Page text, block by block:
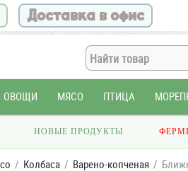
Доставка в офис
ОВОЩИ МЯСО ПТИЦА
НОВЫЕ ПРОДУКТЫ
Колбаса Варено-копченая